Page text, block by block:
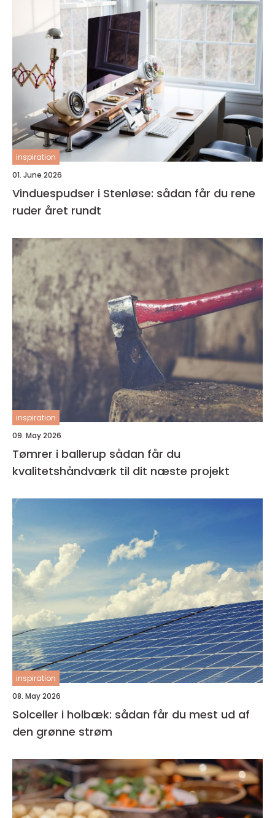
inspiration
01. June 2026
Vinduespudser i Stenløse: sådan får du rene
ruder året rundt
inspiration
09. May 2026
Tømrer i ballerup sådan får du
kvalitetshåndværk til dit næste projekt
inspiration
08. May 2026
Solceller i holbæk: sådan får du mest ud af
den grønne strøm